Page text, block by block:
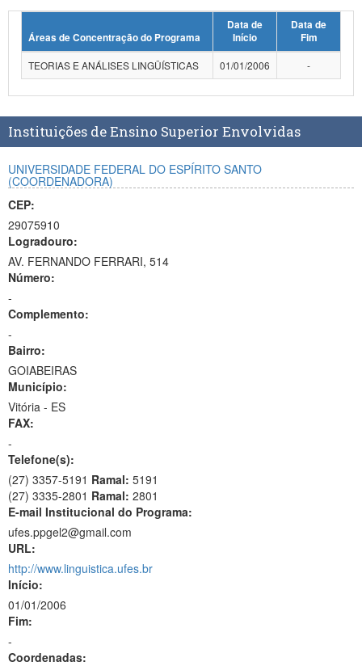
Áreas de Concentração do Programa
Data de
Início
Data de
Fim
TEORIAS E ANÁLISES LINGÜÍSTICAS
01/01/2006 -
Instituições de Ensino Superior Envolvidas
UNIVERSIDADE FEDERAL DO ESPÍRITO SANTO
(COORDENADORA)
CEP:
29075910
Logradouro:
AV. FERNANDO FERRARI, 514
Número:
-
Complemento:
-
Bairro:
GOIABEIRAS
Município:
Vitória - ES
FAX:
-
Telefone(s):
(27) 3357-5191 Ramal: 5191
(27) 3335-2801 Ramal: 2801
E-mail Institucional do Programa:
ufes.ppgel2@gmail.com
URL:
http://www.linguistica.ufes.br
Início:
01/01/2006
Fim:
-
Coordenadas: